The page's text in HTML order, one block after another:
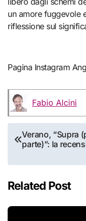
un amore fuggevole
riflessione sul
Pagina Instagram
Fabio Alcini
Navigazione
articoli
Verano, “Supra
parte)”: la
Related Post